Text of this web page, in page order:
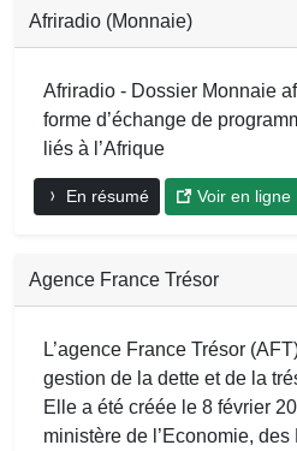
Afriradio (Monnaie)
Afriradio - Dossier Monnaie
forme d’échange de
liés à l’Afrique
En résumé Voir en ligne
Agence France Trésor
L’agence France Trésor
gestion de la dette et de la
Elle a été créée le 8 février
ministère de l’Economie,